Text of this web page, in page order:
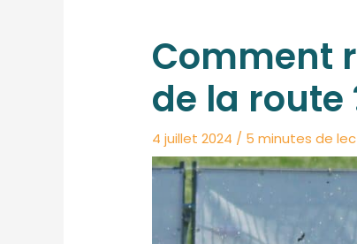
Comment
de la route
4 juillet 2024 / 5 minutes de